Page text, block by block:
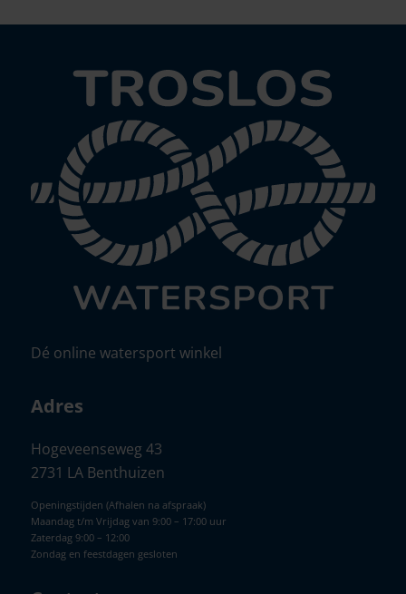
Dé online watersport winkel
Adres
Hogeveenseweg 43
2731 LA Benthuizen
Openingstijden (Afhalen na afspraak)
Maandag t/m Vrijdag van 9:00 – 17:00 uur
Zaterdag 9:00 – 12:00
Zondag en feestdagen gesloten